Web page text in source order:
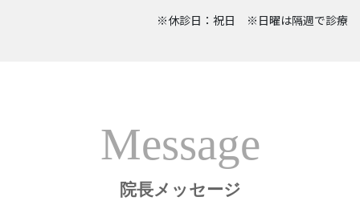
※休診日：祝日 ※日曜は隔週で診療
Message
院長メッセージ